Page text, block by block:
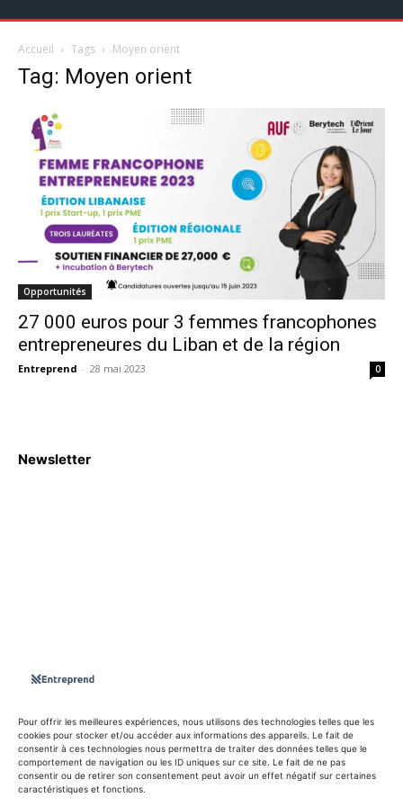
Pour offrir les meilleures expériences, nous utilisons des technologies telles que les
cookies pour stocker et/ou accéder aux informations des appareils. Le fait de
consentir à ces technologies nous permettra de traiter des données telles que le
comportement de navigation ou les ID uniques sur ce site. Le fait de ne pas
consentir ou de retirer son consentement peut avoir un effet négatif sur certaines
caractéristiques et fonctions.
Accueil Tags Moyen orient
Tag: Moyen orient
Opportunités
27 000 euros pour 3 femmes francophones
entrepreneures du Liban et de la région
Entreprend - 28 mai 2023 0
info@entreprend.net
Newsletter